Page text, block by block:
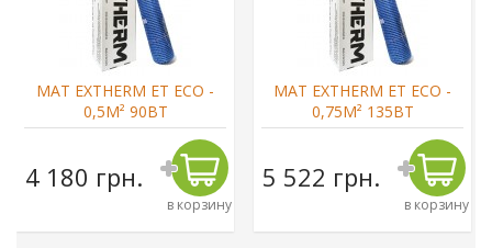
МАТ EXTHERM ET ECO -
0,5М² 90ВТ
4 180 грн.
в корзину
МАТ EXTHERM ET ECO -
0,75М² 135ВТ
5 522 грн.
в корзину